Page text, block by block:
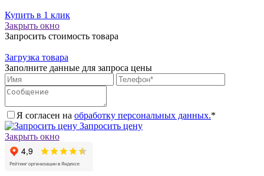
Купить в 1 клик
Закрыть окно
Запросить стоимость товара
Загрузка товара
Заполните данные для запроса цены
Я согласен на обработку персональных данных.*
Запросить цену
Закрыть окно